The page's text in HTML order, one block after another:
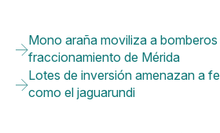
Mono araña moviliza a
fraccionamiento de Mérida
Lotes de inversión amenazan a
como el jaguarundi